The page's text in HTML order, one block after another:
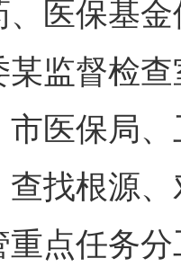
、医保基
某监督检
市医保局
查找根源
重点任务